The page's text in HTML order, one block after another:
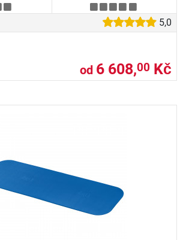
5,0
od 6 608,00 Kč